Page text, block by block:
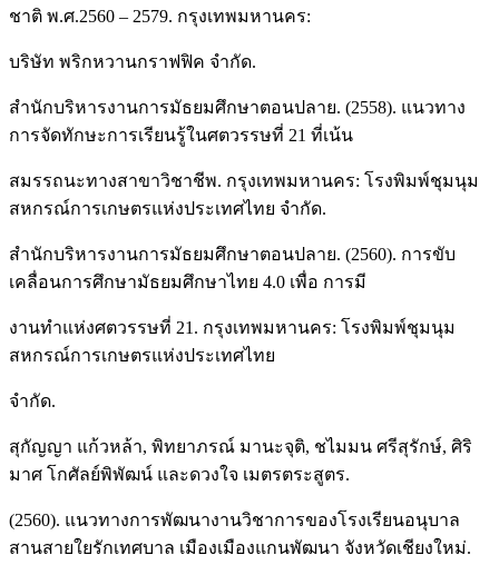
ชาติ พ.ศ.2560 – 2579. กรุงเทพมหานคร:
บริษัท พริกหวานกราฟฟิค จำกัด.
สำนักบริหารงานการมัธยมศึกษาตอนปลาย. (2558). แนวทาง
การจัดทักษะการเรียนรู้ในศตวรรษที่ 21 ที่เน้น
สมรรถนะทางสาขาวิชาชีพ. กรุงเทพมหานคร: โรงพิมพ์ชุมนุม
สหกรณ์การเกษตรแห่งประเทศไทย จำกัด.
สำนักบริหารงานการมัธยมศึกษาตอนปลาย. (2560). การขับ
เคลื่อนการศึกษามัธยมศึกษาไทย 4.0 เพื่อ การมี
งานทำแห่งศตวรรษที่ 21. กรุงเทพมหานคร: โรงพิมพ์ชุมนุม
สหกรณ์การเกษตรแห่งประเทศไทย
จำกัด.
สุกัญญา แก้วหล้า, พิทยาภรณ์ มานะจุติ, ชไมมน ศรีสุรักษ์, ศิริ
มาศ โกศัลย์พิพัฒน์ และดวงใจ เมตรตระสูตร.
(2560). แนวทางการพัฒนางานวิชาการของโรงเรียนอนุบาล
สานสายใยรักเทศบาล เมืองเมืองแกนพัฒนา จังหวัดเชียงใหม่.